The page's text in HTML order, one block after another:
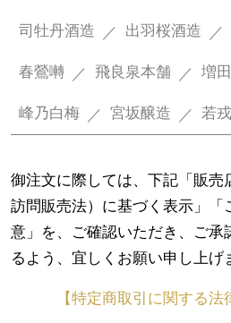
司牡丹酒造 出羽桜酒造
春鶯囀 飛良泉本舗 増
峰乃白梅 宮坂醸造 若
御注文に際しては、下記「販売
訪問販売法）に基づく表示」「
意」を、ご確認いただき、ご承
るよう、宜しくお願い申し上げ
【特定商取引に関する法